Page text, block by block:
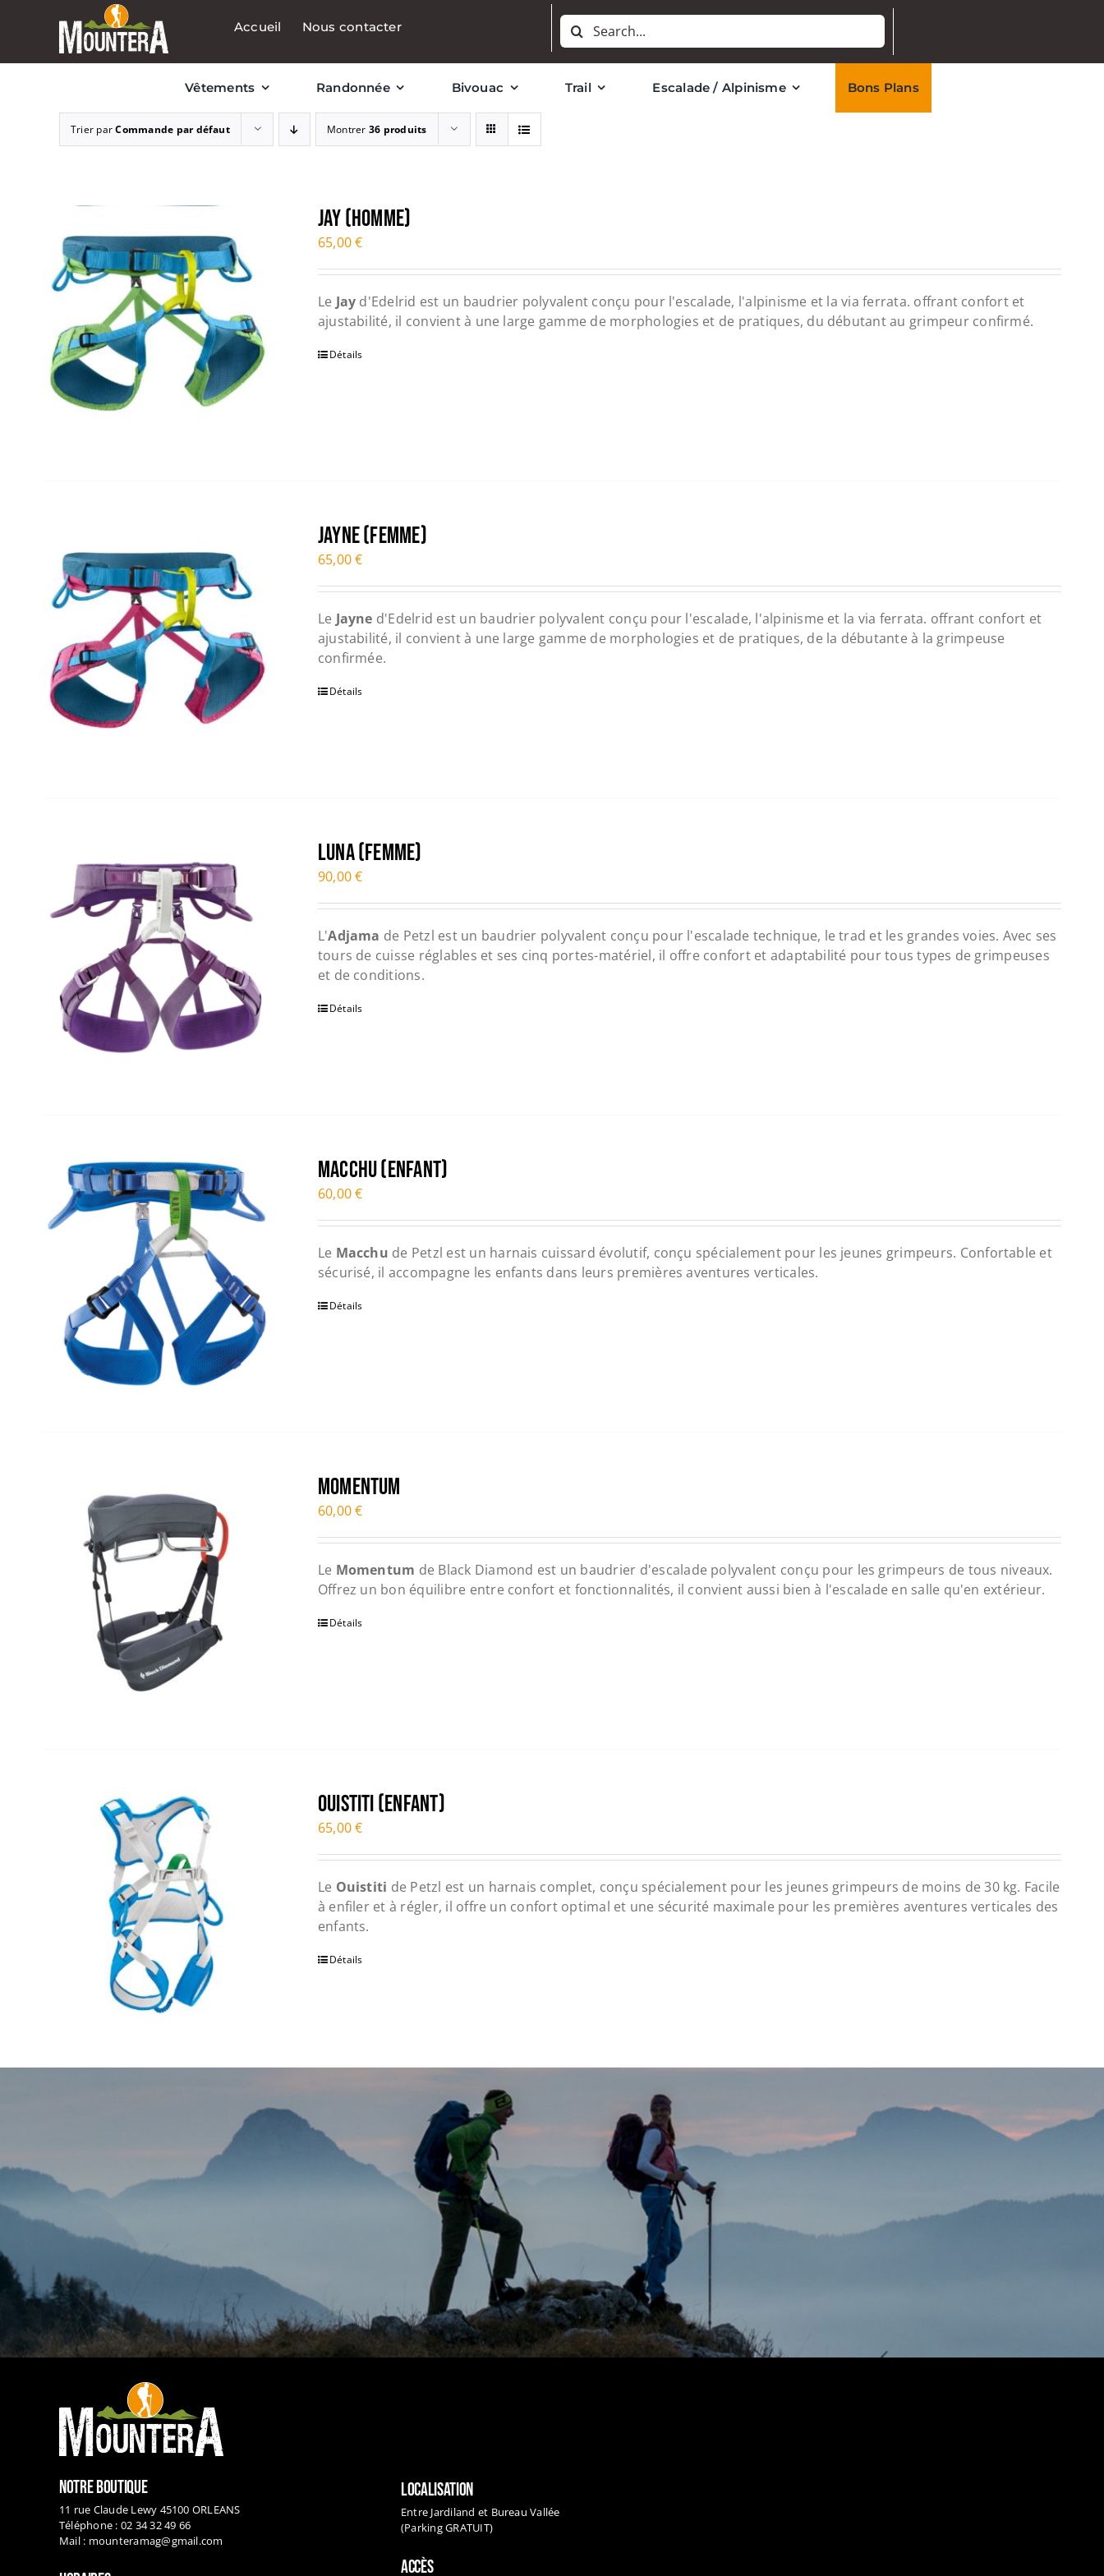
Accueil Nous contacter Rechercher:
Vêtements Randonnée Bivouac Trail Escalade / Alpinisme Bons Plans
Trier parCommande par défaut Montrer 36 produits
JAY (HOMME)
65,00€
Le Jay d'Edelrid est un baudrier polyvalent conçu pour l'escalade, l'alpinisme et la via ferrata. offrant confort et
ajustabilité, il convient à une large gamme de morphologies et de pratiques, du débutant au grimpeur confirmé.
Détails
JAYNE (FEMME)
65,00€
Le Jayne d'Edelrid est un baudrier polyvalent conçu pour l'escalade, l'alpinisme et la via ferrata. offrant confort et
ajustabilité, il convient à une large gamme de morphologies et de pratiques, de la débutante à la grimpeuse
confirmée.
Détails
LUNA (FEMME)
90,00€
L'Adjama de Petzl est un baudrier polyvalent conçu pour l'escalade technique, le trad et les grandes voies. Avec ses
tours de cuisse réglables et ses cinq portes-matériel, il offre confort et adaptabilité pour tous types de grimpeuses
et de conditions.
Détails
MACCHU (ENFANT)
60,00€
Le Macchu de Petzl est un harnais cuissard évolutif, conçu spécialement pour les jeunes grimpeurs. Confortable et
sécurisé, il accompagne les enfants dans leurs premières aventures verticales.
Détails
MOMENTUM
60,00€
Le Momentum de Black Diamond est un baudrier d'escalade polyvalent conçu pour les grimpeurs de tous niveaux.
Offrez un bon équilibre entre confort et fonctionnalités, il convient aussi bien à l'escalade en salle qu'en extérieur.
Détails
OUISTITI (ENFANT)
65,00€
Le Ouistiti de Petzl est un harnais complet, conçu spécialement pour les jeunes grimpeurs de moins de 30 kg. Facile
à enfiler et à régler, il offre un confort optimal et une sécurité maximale pour les premières aventures verticales des
enfants.
Détails
NOTRE BOUTIQUE
11 rue Claude Lewy 45100 ORLEANS
Téléphone : 02 34 32 49 66
Mail : mounteramag@gmail.com
LOCALISATION
Entre Jardiland et Bureau Vallée
(Parking GRATUIT)
ACCÈS